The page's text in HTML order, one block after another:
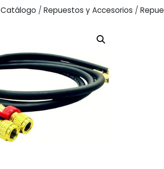
Catálogo / Repuestos y Accesorios /